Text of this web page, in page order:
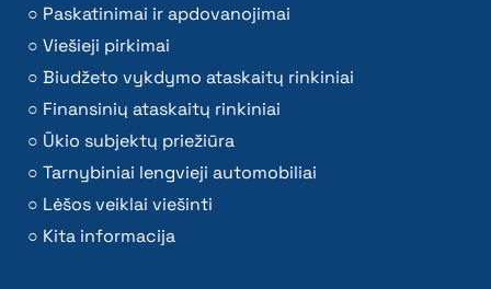
Paskatinimai ir apdovanojimai
Viešieji pirkimai
Biudžeto vykdymo ataskaitų rinkiniai
Finansinių ataskaitų rinkiniai
Ūkio subjektų priežiūra
Tarnybiniai lengvieji automobiliai
Lėšos veiklai viešinti
Kita informacija